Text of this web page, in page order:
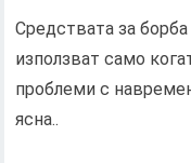
Средствата за
използват само
проблеми с
ясна..